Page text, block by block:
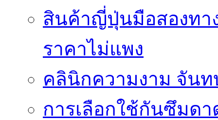
สินค้าญี่ปุ่นมือสองทา
ราคาไม่แพง
คลินิกความงาม จัน
การเลือกใช้กันซึมด